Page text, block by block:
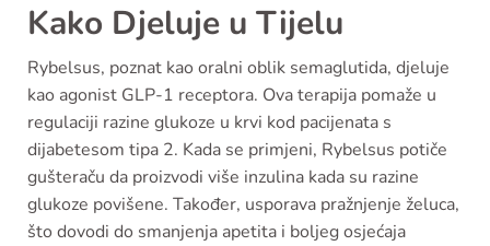
Kako Djeluje u Tijelu
Rybelsus, poznat kao oralni oblik semaglutida, djeluje
kao agonist GLP-1 receptora. Ova terapija pomaže u
regulaciji razine glukoze u krvi kod pacijenata s
dijabetesom tipa 2. Kada se primjeni, Rybelsus potiče
gušteraču da proizvodi više inzulina kada su razine
glukoze povišene. Također, usporava pražnjenje želuca,
što dovodi do smanjenja apetita i boljeg osjećaja